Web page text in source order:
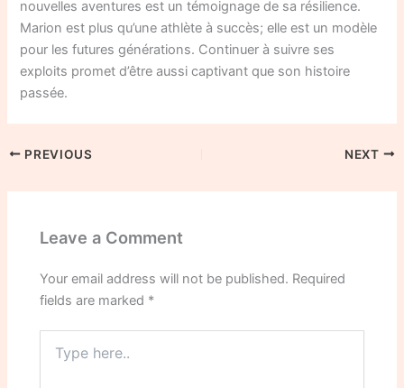
nouvelles aventures est un témoignage de sa résilience.
Marion est plus qu’une athlète à succès; elle est un modèle
pour les futures générations. Continuer à suivre ses
exploits promet d’être aussi captivant que son histoire
passée.
PREVIOUS NEXT
Leave a Comment
Your email address will not be published. Required
fields are marked *
here..